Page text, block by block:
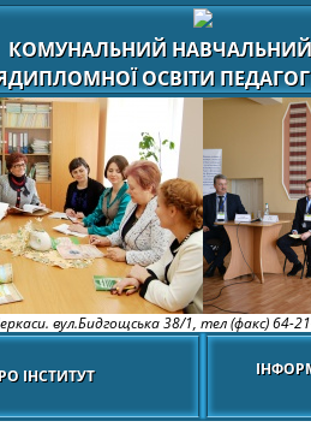
КОМУНАЛЬНИЙ
ОСВІТИ
вул.Бидгощська 38/1, тел (факс) 64-
ІНСТИТУТ